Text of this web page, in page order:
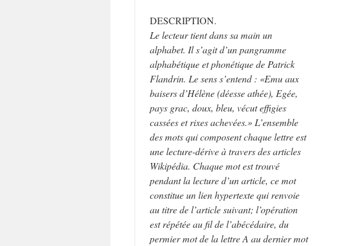
DESCRIPTION.
Le lecteur tient dans sa main un
alphabet. Il s’agit d’un pangramme
alphabétique et phonétique de Patrick
Flandrin. Le sens s’entend : «Emu aux
baisers d’Hélène (déesse athée), Egée,
pays grac, doux, bleu, vécut effigies
cassées et rixes achevées.» L’ensemble
des mots qui composent chaque lettre est
une lecture-dérive à travers des articles
Wikipédia. Chaque mot est trouvé
pendant la lecture d’un article, ce mot
constitue un lien hypertexte qui renvoie
au titre de l’article suivant; l’opération
est répétée au fil de l’abécédaire, du
permier mot de la lettre A au dernier mot